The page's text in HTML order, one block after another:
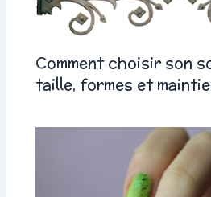
Comment choisir son
taille, formes et